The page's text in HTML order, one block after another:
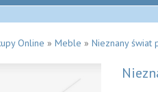
Online » Meble » Nieznany świat